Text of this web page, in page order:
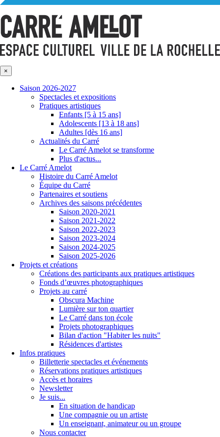
×
Saison 2026-2027
Spectacles et expositions
Pratiques artistiques
Enfants [5 à 15 ans]
Adolescents [13 à 18 ans]
Adultes [dès 16 ans]
Actualités du Carré
Le Carré Amelot se transforme
Plus d'actus...
Le Carré Amelot
Histoire du Carré Amelot
Équipe du Carré
Partenaires et soutiens
Archives des saisons précédentes
Saison 2020-2021
Saison 2021-2022
Saison 2022-2023
Saison 2023-2024
Saison 2024-2025
Saison 2025-2026
Projets et créations
Créations des participants aux pratiques artistiques
Fonds d’œuvres photographiques
Projets au carré
Obscura Machine
Lumière sur ton quartier
Le Carré dans ton école
Projets photographiques
Bilan d'action "Habiter les nuits"
Résidences d'artistes
Infos pratiques
Billetterie spectacles et événements
Réservations pratiques artistiques
Accès et horaires
Newsletter
Je suis...
En situation de handicap
Une compagnie ou un artiste
Un enseignant, animateur ou un groupe
Nous contacter